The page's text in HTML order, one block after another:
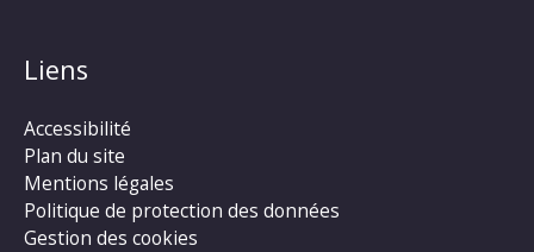
Liens
Accessibilité
Plan du site
Mentions légales
Politique de protection des données
Gestion des cookies